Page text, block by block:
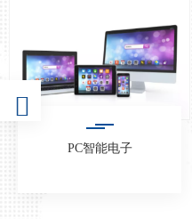
PC智能电子